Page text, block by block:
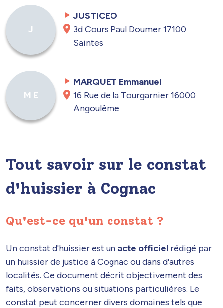
J
JUSTICEO
3d Cours Paul Doumer 17100
Saintes
M E
MARQUET Emmanuel
16 Rue de la Tourgarnier 16000
Angoulême
Tout savoir sur le constat
d'huissier à Cognac
Qu'est-ce qu'un constat ?
Un constat d'huissier est un acte officiel rédigé par
un huissier de justice à Cognac ou dans d'autres
localités. Ce document décrit objectivement des
faits, observations ou situations particulières. Le
constat peut concerner divers domaines tels que